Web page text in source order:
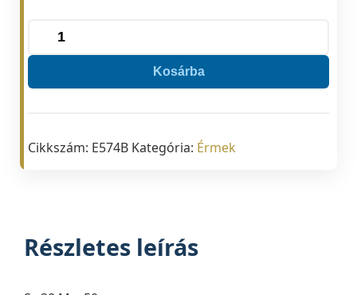
E574B
mennyiség
Kosárba
Cikkszám: E574B Kategória: Érmek
Részletes leírás